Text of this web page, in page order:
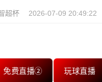
超杯 2026-07-09 20:49:22
免费直播② 玩球直播